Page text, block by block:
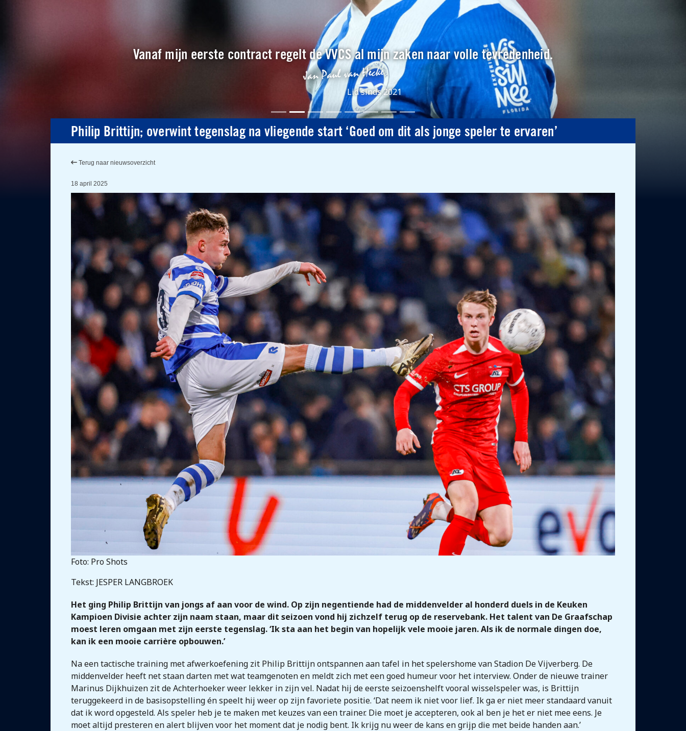
Vanaf mijn eerste contract regelt de VVCS al mijn zaken naar volle tevredenheid.
Lid sinds 2021
Philip Brittijn; overwint tegenslag na vliegende start ‘Goed om dit als jonge speler te ervaren’
Terug naar nieuwsoverzicht
18 april 2025
Foto: Pro Shots
Tekst: JESPER LANGBROEK
Het ging Philip Brittijn van jongs af aan voor de wind. Op zijn negentiende had de middenvelder al honderd duels in de Keuken
Kampioen Divisie achter zijn naam staan, maar dit seizoen vond hij zichzelf terug op de reservebank. Het talent van De Graafschap
moest leren omgaan met zijn eerste tegenslag. ‘Ik sta aan het begin van hopelijk vele mooie jaren. Als ik de normale dingen doe,
kan ik een mooie carrière opbouwen.’
Na een tactische training met afwerkoefening zit Philip Brittijn ontspannen aan tafel in het spelershome van Stadion De Vijverberg. De
middenvelder heeft net staan darten met wat teamgenoten en meldt zich met een goed humeur voor het interview. Onder de nieuwe trainer
Marinus Dijkhuizen zit de Achterhoeker weer lekker in zijn vel. Nadat hij de eerste seizoenshelft vooral wisselspeler was, is Brittijn
teruggekeerd in de basisopstelling én speelt hij weer op zijn favoriete positie. ‘Dat neem ik niet voor lief. Ik ga er niet meer standaard vanuit
dat ik word opgesteld. Als speler heb je te maken met keuzes van een trainer. Die moet je accepteren, ook al ben je het er niet mee eens. Je
moet altijd presteren en alert blijven voor het moment dat je nodig bent. Ik krijg nu weer de kans en grijp die met beide handen aan.’